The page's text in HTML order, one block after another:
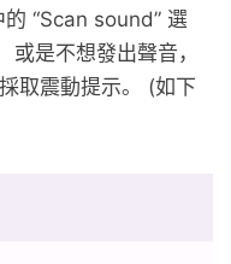
“Scan sound” 選
是不想發出聲音，
取震動提示。 (如下